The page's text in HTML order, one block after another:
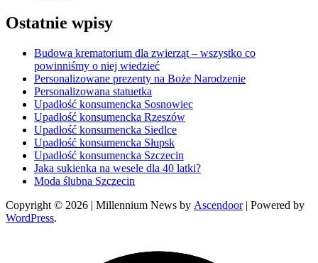
Ostatnie wpisy
Budowa krematorium dla zwierząt – wszystko co
powinniśmy o niej wiedzieć
Personalizowane prezenty na Boże Narodzenie
Personalizowana statuetka
Upadłość konsumencka Sosnowiec
Upadłość konsumencka Rzeszów
Upadłość konsumencka Siedlce
Upadłość konsumencka Słupsk
Upadłość konsumencka Szczecin
Jaka sukienka na wesele dla 40 latki?
Moda ślubna Szczecin
Copyright © 2026 | Millennium News by Ascendoor| Powered by
WordPress.